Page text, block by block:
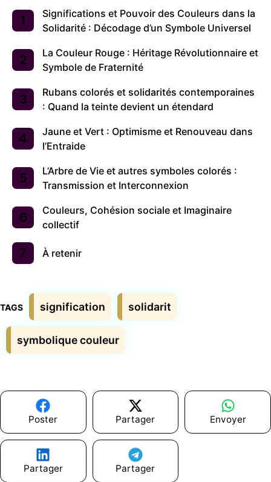
Significations et Pouvoir des Couleurs dans la
Solidarité : Décodage d’un Symbole Universel
La Couleur Rouge : Héritage Révolutionnaire et
Symbole de Fraternité
Rubans colorés et solidarités contemporaines
: Quand la teinte devient un étendard
Jaune et Vert : Optimisme et Renouveau dans
l’Entraide
L’Arbre de Vie et autres symboles colorés :
Transmission et Interconnexion
Couleurs, Cohésion sociale et Imaginaire
collectif
À retenir
Étiquettes
signification solidarit
symbolique couleur
Poster Partager Envoyer
Partager Partager